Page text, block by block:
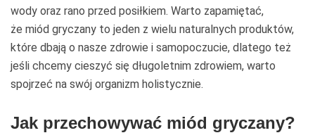
wody oraz rano przed posiłkiem. Warto zapamiętać,
że miód gryczany to jeden z wielu naturalnych produktów,
które dbają o nasze zdrowie i samopoczucie, dlatego też
jeśli chcemy cieszyć się długoletnim zdrowiem, warto
spojrzeć na swój organizm holistycznie.
Jak przechowywać miód gryczany?